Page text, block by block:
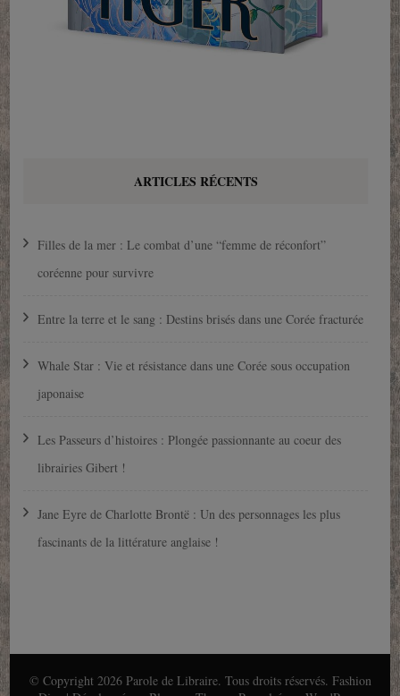
ARTICLES RÉCENTS
Filles de la mer : Le combat d’une “femme de réconfort”
coréenne pour survivre
Entre la terre et le sang : Destins brisés dans une Corée fracturée
Whale Star : Vie et résistance dans une Corée sous occupation
japonaise
Les Passeurs d’histoires : Plongée passionnante au coeur des
librairies Gibert !
Jane Eyre de Charlotte Brontë : Un des personnages les plus
fascinants de la littérature anglaise !
© Copyright 2026 Parole de Libraire. Tous droits réservés. Fashion